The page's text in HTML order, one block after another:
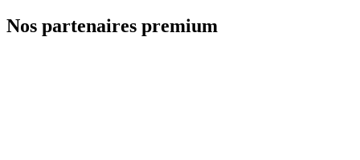
Nos partenaires premium